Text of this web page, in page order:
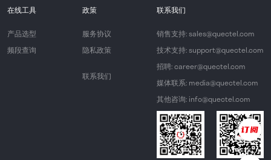
在线工具
产品选型
频段查询
政策
服务协议
隐私政策
联系我们
联系我们
销售支持: sales@quectel.com
技术支持: support@quectel.com
招聘: career@quectel.com
媒体联系: media@quectel.com
其他咨询: info@quectel.com